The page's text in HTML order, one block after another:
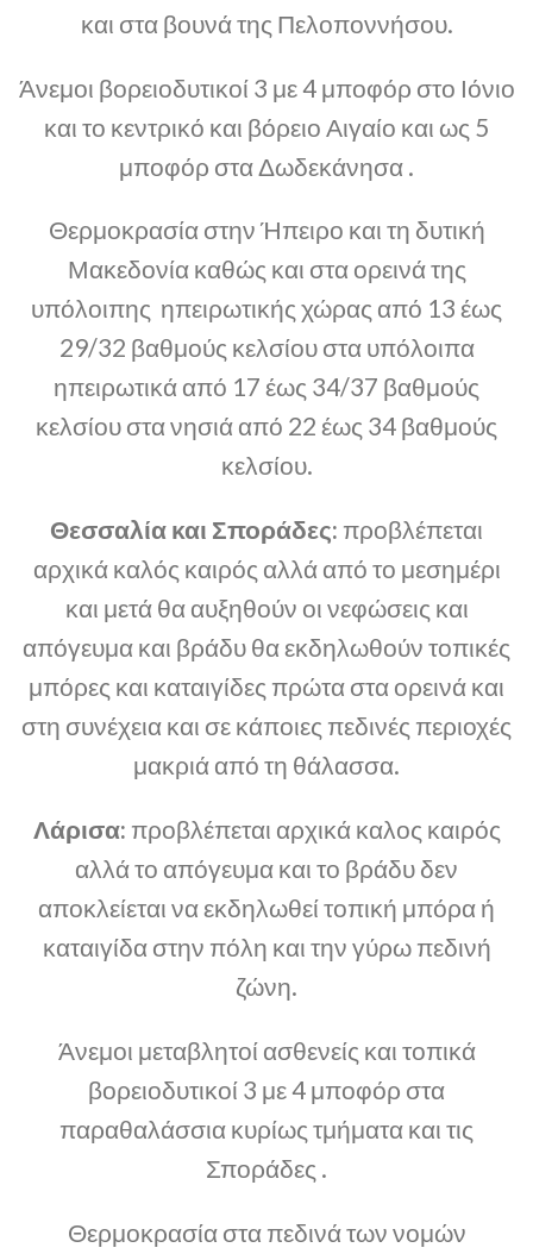
και στα βουνά της Πελοποννήσου.
Άνεμοι βορειοδυτικοί 3 με 4 μποφόρ στο Ιόνιο
και το κεντρικό και βόρειο Αιγαίο και ως 5
μποφόρ στα Δωδεκάνησα .
Θερμοκρασία στην Ήπειρο και τη δυτική
Μακεδονία καθώς και στα ορεινά της
υπόλοιπης ηπειρωτικής χώρας από 13 έως
29/32 βαθμούς κελσίου στα υπόλοιπα
ηπειρωτικά από 17 έως 34/37 βαθμούς
κελσίου στα νησιά από 22 έως 34 βαθμούς
κελσίου.
Θεσσαλία και Σποράδες: προβλέπεται
αρχικά καλός καιρός αλλά από το μεσημέρι
και μετά θα αυξηθούν οι νεφώσεις και
απόγευμα και βράδυ θα εκδηλωθούν τοπικές
μπόρες και καταιγίδες πρώτα στα ορεινά και
στη συνέχεια και σε κάποιες πεδινές περιοχές
μακριά από τη θάλασσα.
Λάρισα: προβλέπεται αρχικά καλος καιρός
αλλά το απόγευμα και το βράδυ δεν
αποκλείεται να εκδηλωθεί τοπική μπόρα ή
καταιγίδα στην πόλη και την γύρω πεδινή
ζώνη.
Άνεμοι μεταβλητοί ασθενείς και τοπικά
βορειοδυτικοί 3 με 4 μποφόρ στα
παραθαλάσσια κυρίως τμήματα και τις
Σποράδες .
Θερμοκρασία στα πεδινά των νομών